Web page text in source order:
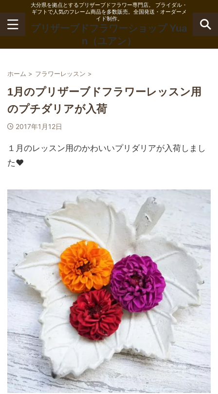
大分県を拠点とするプリザーブドフラワー専門店。 ブライダル・
ギフトで人気のフレーム商品を多数販売。全国発送・オーダーメ
イド制作。
プリザーブドフラワーショップ Yua
n（ユアン）
ホーム > フラワーレッスン >
1月のプリザーブドフラワーレッスン用
のプチダリアが入荷
2017年1月12日
１月のレッスン用のかわいいプリダリアが入荷しまし
た♥